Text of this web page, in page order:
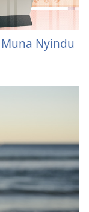
Nyindu